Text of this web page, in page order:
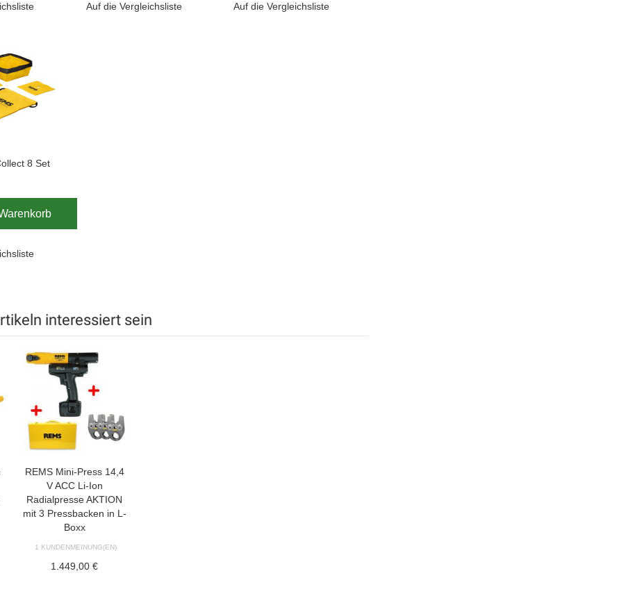
Auf die Vergleichsliste Auf die Vergleichsliste
8 Set
interessiert sein
REMS Mini-Press 14,4
V ACC Li-Ion
Radialpresse AKTION
mit 3 Pressbacken in L-
Boxx
1 KUNDENMEINUNG(EN)
1.449,00 €